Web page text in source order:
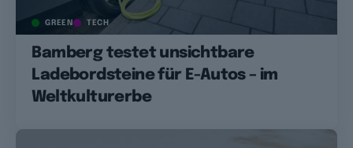
GREEN TECH
Bamberg testet unsichtbare
Ladebordsteine für E-Autos – im
Weltkulturerbe